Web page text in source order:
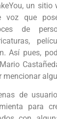
un sitio
voz que
de
Así pues,
mencionar
de
para